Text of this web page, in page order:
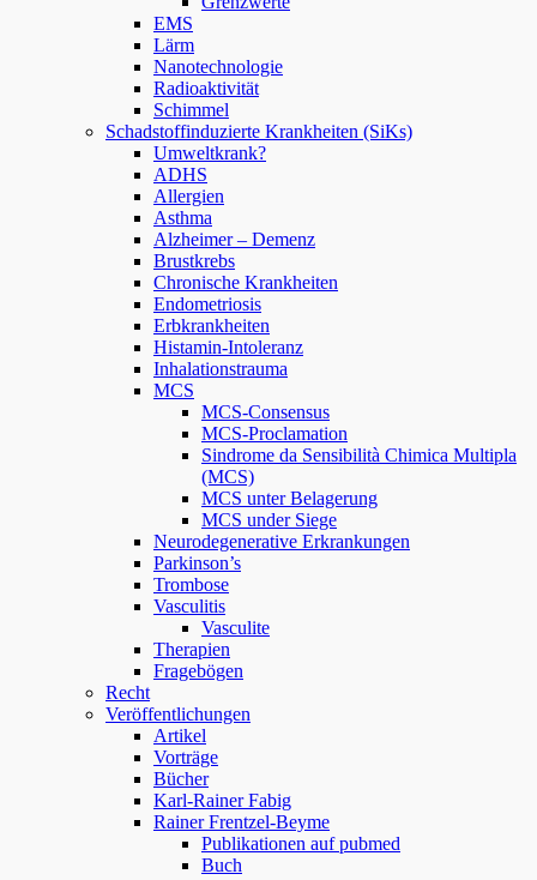
EMS
Lärm
Nanotechnologie
Radioaktivität
Schimmel
Schadstoffinduzierte Krankheiten (SiKs)
Umweltkrank?
ADHS
Allergien
Asthma
Alzheimer – Demenz
Brustkrebs
Chronische Krankheiten
Endometriosis
Erbkrankheiten
Histamin-Intoleranz
Inhalationstrauma
MCS
MCS-Consensus
MCS-Proclamation
Sindrome da Sensibilità Chimica Multipla
(MCS)
MCS unter Belagerung
MCS under Siege
Neurodegenerative Erkrankungen
Parkinson’s
Trombose
Vasculitis
Vasculite
Therapien
Fragebögen
Recht
Veröffentlichungen
Artikel
Vorträge
Bücher
Karl-Rainer Fabig
Rainer Frentzel-Beyme
Publikationen auf pubmed
Buch